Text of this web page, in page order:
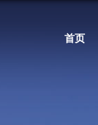
首页